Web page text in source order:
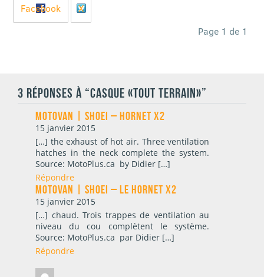
Facebook
X
Page 1 de 1
3 RÉPONSES À “CASQUE «TOUT TERRAIN»”
MOTOVAN | Shoei – Hornet X2
15 janvier 2015
[…] the exhaust of hot air. Three ventilation
hatches in the neck complete the system.
Source: MotoPlus.ca by Didier […]
Répondre
MOTOVAN | Shoei – Le Hornet X2
15 janvier 2015
[…] chaud. Trois trappes de ventilation au
niveau du cou complètent le système.
Source: MotoPlus.ca par Didier […]
Répondre